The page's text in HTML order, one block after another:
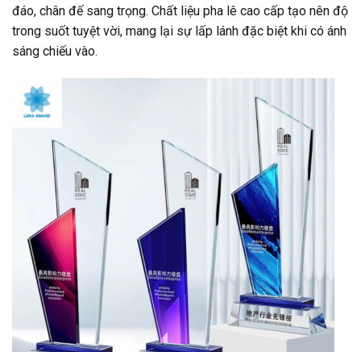
đáo, chân đế sang trọng. Chất liệu pha lê cao cấp tạo nên độ
trong suốt tuyệt vời, mang lại sự lấp lánh đặc biệt khi có ánh
sáng chiếu vào.